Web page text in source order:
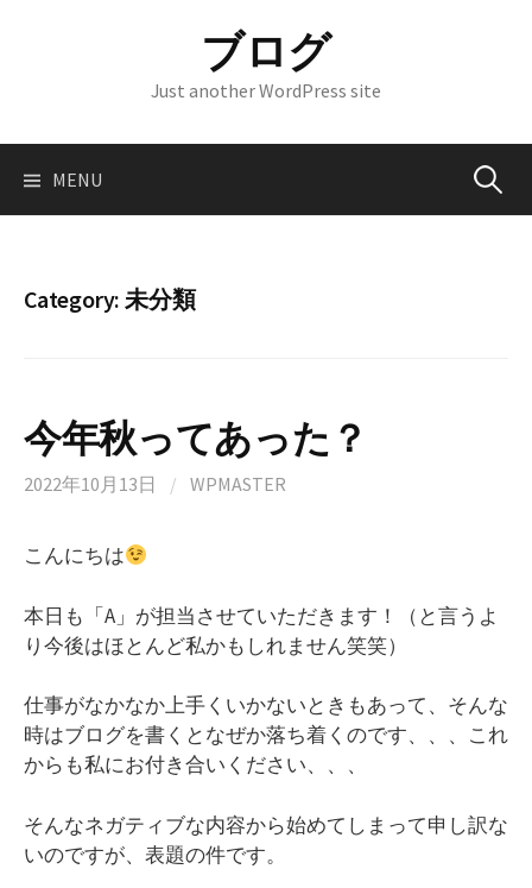
ブログ
Just another WordPress site
MENU Search
Category:未分類
今年秋ってあった？
2022年10月13日 / WPMASTER
こんにちは
本日も「A」が担当させていただきます！（と言うよ
り今後はほとんど私かもしれません笑笑）
仕事がなかなか上手くいかないときもあって、そんな
時はブログを書くとなぜか落ち着くのです、、、これ
からも私にお付き合いください、、、
そんなネガティブな内容から始めてしまって申し訳な
いのですが、表題の件です。